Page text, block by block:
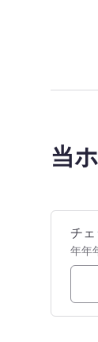
当
こ
チ
年年